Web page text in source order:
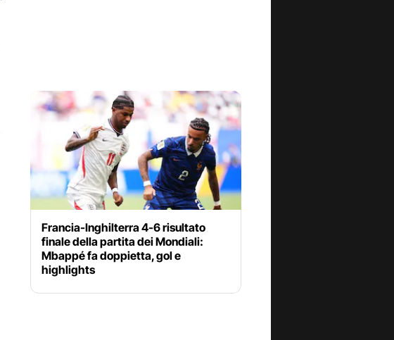
Francia-Inghilterra 4-6 risultato
finale della partita dei Mondiali:
Mbappé fa doppietta, gol e
highlights